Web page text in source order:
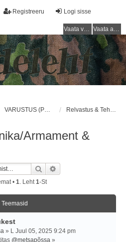
Logi sisse
Registreeru
Vaata vastamata teemasi Vaata aktiivseid teemasid
VARUSTUS (PUNAARMEE) / EQUIPMENT (RED ARMY) Relvastus & Tehnika/Armament & Technics
Armament &
Otsi
• 1. Leht1-st
Teemasid
» L Juul 05, 2025 9:24 pm
@metsapõssa »